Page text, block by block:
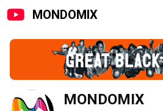
MONDOMIX
MONDOMIX